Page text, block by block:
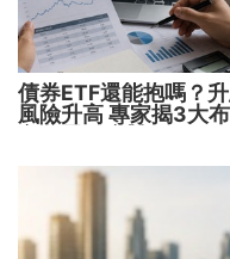
債券ETF還能抱嗎？
風險升高 專家揭3大布